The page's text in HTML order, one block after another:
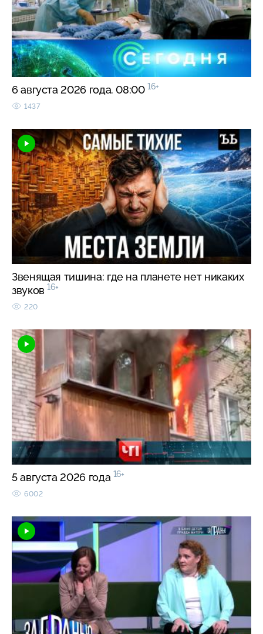
6 августа 2026 года. 08:00 16+
1437
Звенящая тишина: где на планете нет никаких
звуков 16+
220
5 августа 2026 года 16+
6002